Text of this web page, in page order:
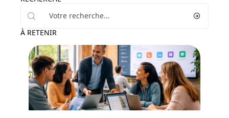
À RETENIR
Actu